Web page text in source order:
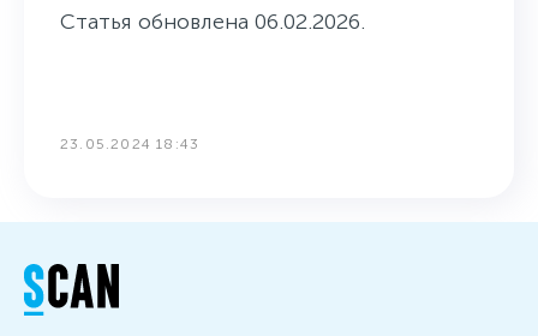
Статья обновлена 06.02.2026.
23.05.2024 18:43